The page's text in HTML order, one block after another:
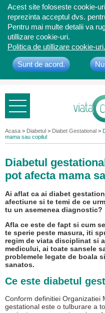
Acest site foloseste cookie-
reprezinta acceptul dvs.
Pentru mai multe detalii va
utillizare cookie-uri.
Politica de utillizare cookie-uri.
Sunt de acord.
Acasa > Diabetul > Diabet Gestational >
mama sau copilul
Diabetul
pot afecta mama
Ai aflat ca ai diabet
afectiune si te temi de ce
tu un asemenea diagnostic?
Afla ce este de fapt si cum
te sperie peste masura, iti
regim de viata disciplinat si
medicului, ai toate sansele
problemele legate de boala
sanatos.
Ce este diabetul
Conform definitiei Organizatiei
gestational este o tulburare a